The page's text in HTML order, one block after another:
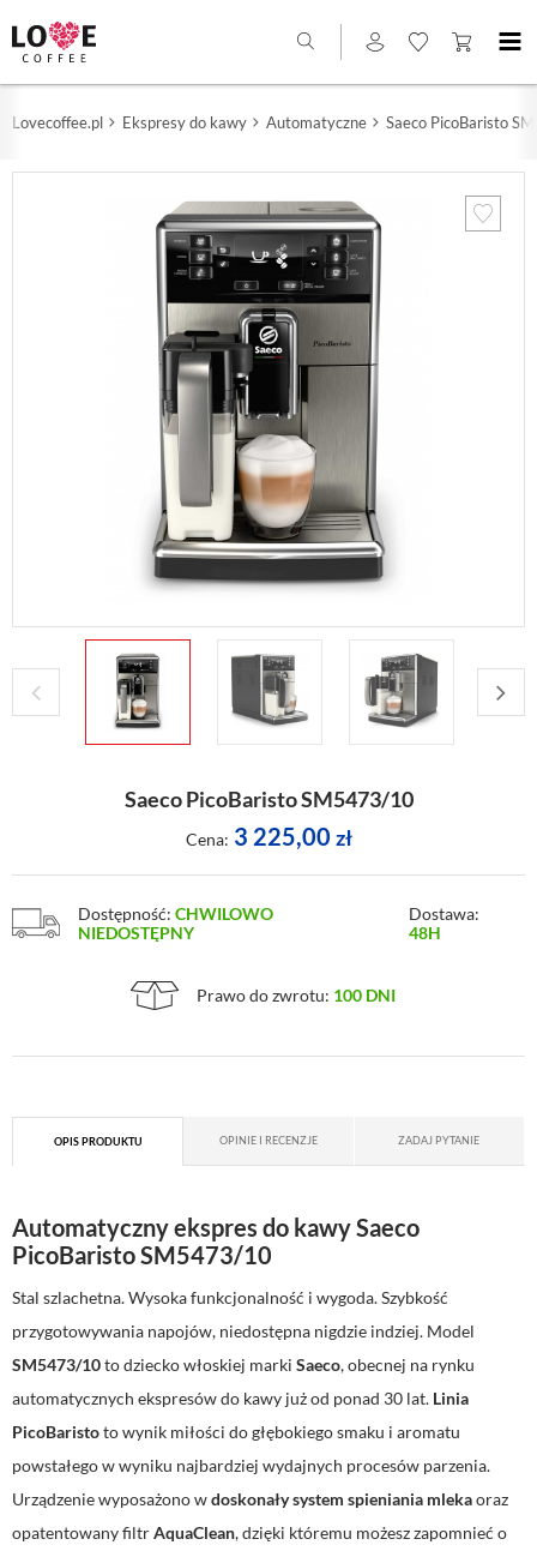
Lovecoffee.pl Ekspresy do kawy Automatyczne Saeco PicoBaristo
Saeco PicoBaristo SM5473/10
Cena: 3 225,00 zł
Dostępność: CHWILOWO
NIEDOSTĘPNY
Dostawa:
48H
Prawo do zwrotu: 100 DNI
OPIS PRODUKTU OPINIE I RECENZJE ZADAJ PYTANIE
Automatyczny ekspres do kawy Saeco
PicoBaristo SM5473/10
Stal szlachetna. Wysoka funkcjonalność i wygoda. Szybkość
przygotowywania napojów, niedostępna nigdzie indziej. Model
SM5473/10to dziecko włoskiej marki Saeco, obecnej na rynku
automatycznych ekspresów do kawy już od ponad 30 lat. Linia
PicoBaristoto wynik miłości do głębokiego smaku i aromatu
powstałego w wyniku najbardziej wydajnych procesów parzenia.
Urządzenie wyposażono wdoskonały system spieniania mlekaoraz
opatentowany filtrAquaClean, dzięki któremu możesz zapomnieć o